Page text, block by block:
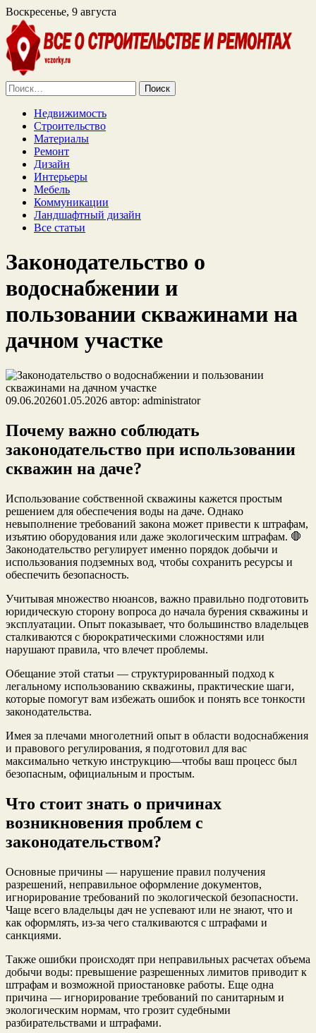
Воскресенье, 9 августа
Найти:
Недвижимость
Строительство
Материалы
Ремонт
Дизайн
Интерьеры
Мебель
Коммуникации
Ландшафтный дизайн
Все статьи
Законодательство о
водоснабжении и
пользовании скважинами на
дачном участке
09.06.202601.05.2026 автор: administrator
Почему важно соблюдать
законодательство при использовании
скважин на даче?
Использование собственной скважины кажется простым
решением для обеспечения воды на даче. Однако
невыполнение требований закона может привести к штрафам,
изъятию оборудования или даже экологическим штрафам. 🛑
Законодательство регулирует именно порядок добычи и
использования подземных вод, чтобы сохранить ресурсы и
обеспечить безопасность.
Учитывая множество нюансов, важно правильно подготовить
юридическую сторону вопроса до начала бурения скважины и
эксплуатации. Опыт показывает, что большинство владельцев
сталкиваются с бюрократическими сложностями или
нарушают правила, что влечет проблемы.
Обещание этой статьи — структурированный подход к
легальному использованию скважины, практические шаги,
которые помогут вам избежать ошибок и понять все тонкости
законодательства.
Имея за плечами многолетний опыт в области водоснабжения
и правового регулирования, я подготовил для вас
максимально четкую инструкцию—чтобы ваш процесс был
безопасным, официальным и простым.
Что стоит знать о причинах
возникновения проблем с
законодательством?
Основные причины — нарушение правил получения
разрешений, неправильное оформление документов,
игнорирование требований по экологической безопасности.
Чаще всего владельцы дач не успевают или не знают, что и
как оформлять, из-за чего сталкиваются с штрафами и
санкциями.
Также ошибки происходят при неправильных расчетах объема
добычи воды: превышение разрешенных лимитов приводит к
штрафам и возможной приостановке работы. Еще одна
причина — игнорирование требований по санитарным и
экологическим нормам, что грозит судебными
разбирательствами и штрафами.